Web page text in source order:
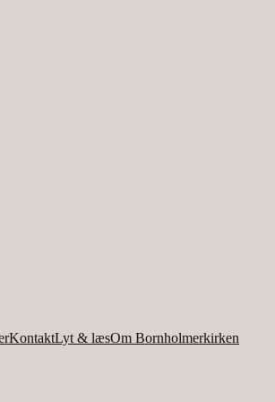
KontaktLyt & læsOm Bornholmerkirken